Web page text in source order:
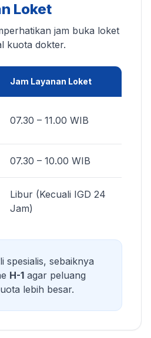
Loket
jam buka loket
kuota dokter.
Jam Layanan Loket
07.30 – 11.00 WIB
07.30 – 10.00 WIB
Libur (Kecuali IGD 24
Jam)
spesialis, sebaiknya
H-1 agar peluang
lebih besar.